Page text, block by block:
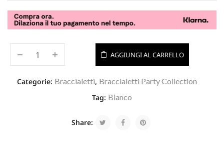
AGGIUNGI AL CARRELLO
Categorie: Braccialetti, Braccialetti Party Collection
Tag: Bianco
Share: